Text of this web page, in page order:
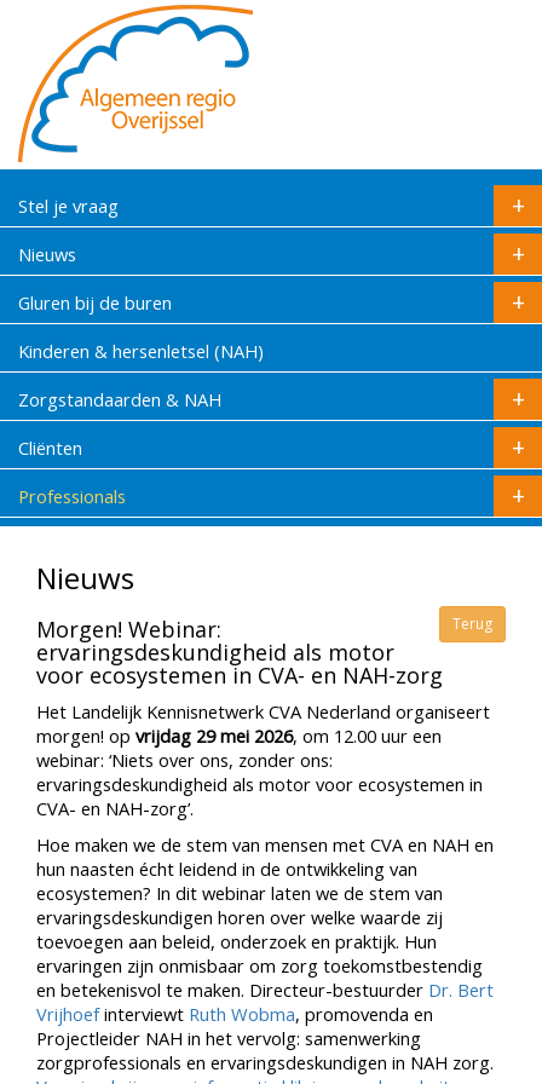
Stel je vraag
Nieuws
Gluren bij de buren
Kinderen & hersenletsel (NAH)
Zorgstandaarden & NAH
Cliënten
Professionals
Nieuws
Terug
Morgen! Webinar:
ervaringsdeskundigheid als motor
voor ecosystemen in CVA- en NAH-zorg
Het Landelijk Kennisnetwerk CVA Nederland organiseert
morgen! op vrijdag 29 mei 2026, om 12.00 uur een
webinar: ‘Niets over ons, zonder ons:
ervaringsdeskundigheid als motor voor ecosystemen in
CVA- en NAH-zorg’.
Hoe maken we de stem van mensen met CVA en NAH en
hun naasten écht leidend in de ontwikkeling van
ecosystemen? In dit webinar laten we de stem van
ervaringsdeskundigen horen over welke waarde zij
toevoegen aan beleid, onderzoek en praktijk. Hun
ervaringen zijn onmisbaar om zorg toekomstbestendig
en betekenisvol te maken. Directeur-bestuurder Dr. Bert
Vrijhoefinterviewt Ruth Wobma, promovenda en
Projectleider NAH in het vervolg: samenwerking
zorgprofessionals en ervaringsdeskundigen in NAH zorg.